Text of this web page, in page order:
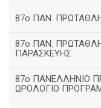
87ο ΠΑΝ.
87ο ΠΑΝ.
ΠΑΡΑΣΚΕΥΗΣ
87ο ΠΑΝΕΛΛΗΝΙΟ
ΩΡΟΛΟΓΙΟ